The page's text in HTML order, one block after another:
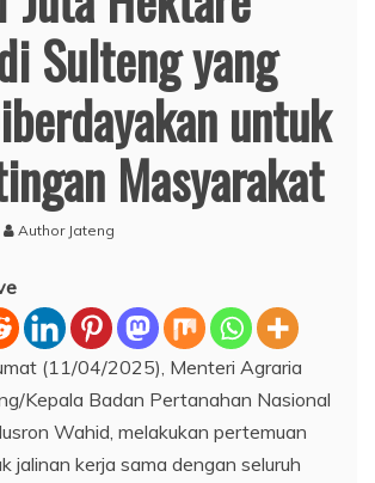
Sulteng yang
untuk
Masyarakat
Author Jateng
(11/04/2025), Menteri Agraria
Kepala Badan Pertanahan Nasional
Wahid, melakukan pertemuan
jalinan kerja sama dengan seluruh